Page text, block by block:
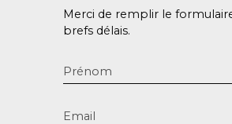
Merci de remplir le
brefs délais.
Prénom
Email